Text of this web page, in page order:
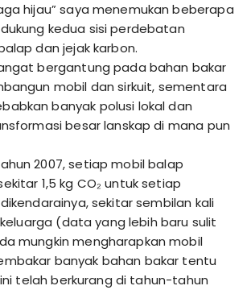
hijau” saya menemukan beberapa
kedua sisi perdebatan
dan jejak karbon.
bergantung pada bahan bakar
mobil dan sirkuit, sementara
banyak polusi lokal dan
besar lanskap di mana pun
2007, setiap mobil balap
1,5 kg CO₂ untuk setiap
sekitar sembilan kali
(data yang lebih baru sulit
mungkin mengharapkan mobil
banyak bahan bakar tentu
telah berkurang di tahun-tahun